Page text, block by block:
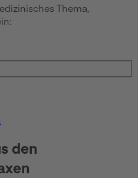
Thema,
den